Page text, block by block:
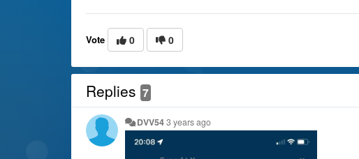
Vote 0 0
Replies 7
DVV543 years ago